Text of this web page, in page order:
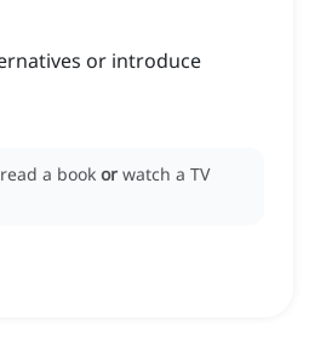
or introduce
a book or watch a TV